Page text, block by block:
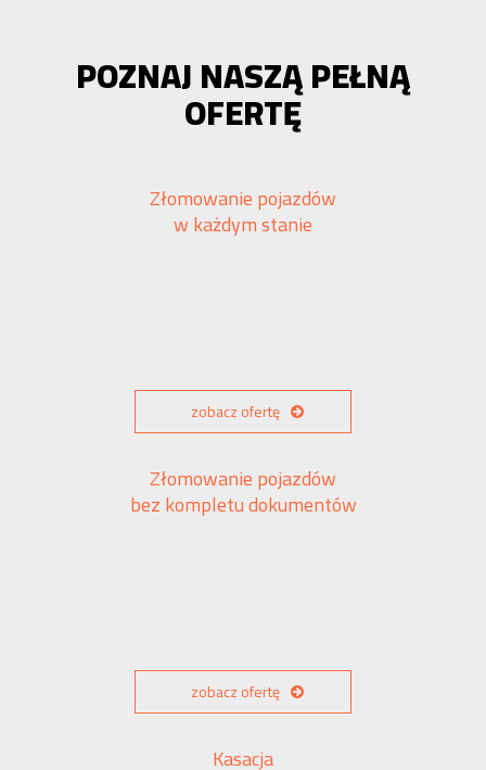
POZNAJ NASZĄ PEŁNĄ
OFERTĘ
Złomowanie pojazdów
w każdym stanie
zobacz ofertę
Złomowanie pojazdów
bez kompletu dokumentów
zobacz ofertę
Kasacja